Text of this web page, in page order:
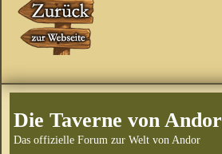
Die Taverne von Andor
Das offizielle Forum zur Welt von Andor